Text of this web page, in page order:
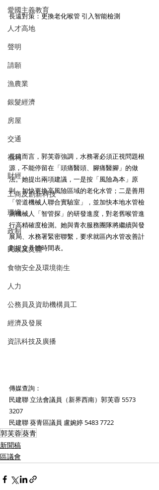
愛國主義教育
人才高地
聲明
請願
漁農業
銀髮經濟
房屋
交通
福利
財經
工商及創新科技
環境
政制
民政及文體
食物安全及環境衛生
人力
公務員及資助機構員工
經濟及發展
資訊科技及廣播
長遠對策：更換老化喉管 引入智能檢測
長遠而言，郭芙蓉強調，水務署必須正視問題根
源，不能停留在「頭痛醫頭、腳痛醫腳」的做
法。她提出兩項建議，一是按「風險為本」原
則，加快更換高風險區域的老化水管；二是善用
「管道機械人聯合實驗室」，並加快本地水管檢
測機械人「智管探」的研發進度，對老舊喉管進
行高精確度檢測。她與青衣服務團隊將繼續與發
展局、水務署緊密聯繫，要求就區內水管改善計
劃提交具體時間表。
傳媒查詢：
民建聯 立法會議員（新界西南）郭芙蓉 5573
3207
民建聯 葵青區議員 盧婉婷 5483 7722
郭芙蓉葵青
新聞稿
區議會